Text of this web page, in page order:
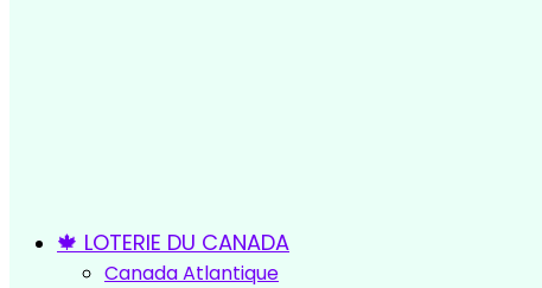
🍁 LOTERIE DU CANADA
Canada Atlantique